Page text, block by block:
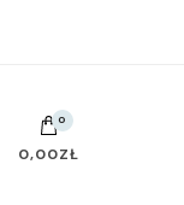
0
0,00ZŁ